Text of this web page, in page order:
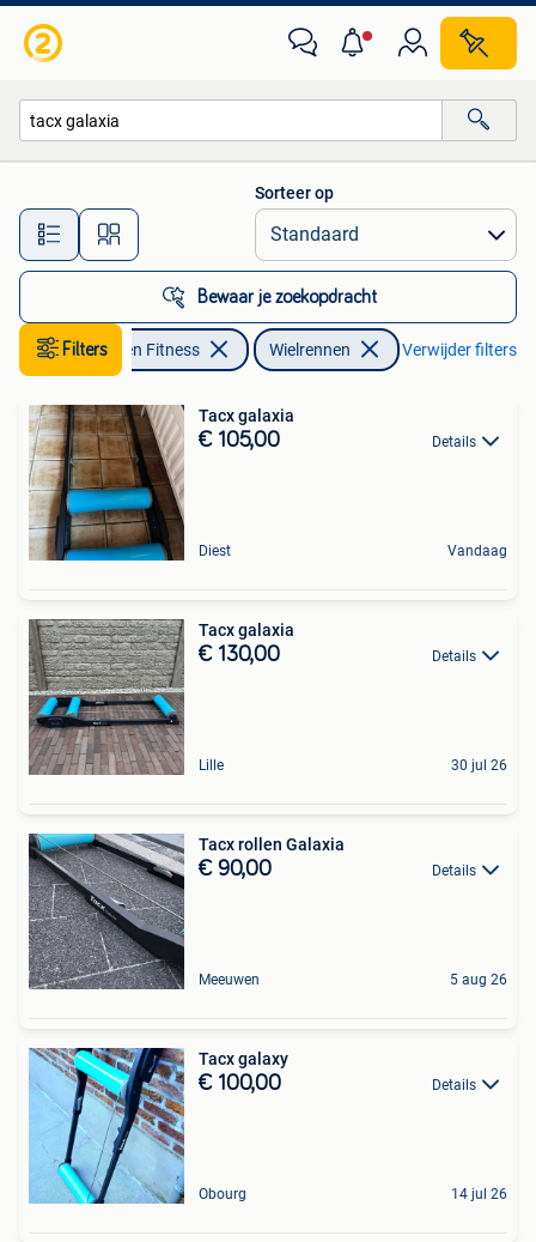
Alle afstanden…
Sorteer op
Bewaar je zoekopdracht
Filters
Sport en Fitness Wielrennen Verwijder filters
Tacx galaxia
€ 105,00 Details
Diest Vandaag
Tacx galaxia
€ 130,00 Details
Lille 30 jul 26
Tacx rollen Galaxia
€ 90,00 Details
Meeuwen 5 aug 26
Tacx galaxy
€ 100,00 Details
Obourg 14 jul 26